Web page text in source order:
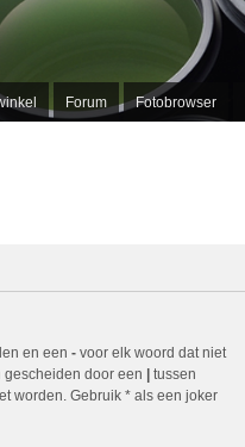
Forum Fotobrowser
en een -voor elk woord dat niet
door een
tussen
worden. Gebruik * als een joker